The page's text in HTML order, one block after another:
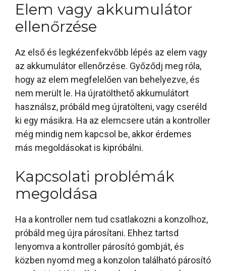
Elem vagy akkumulátor
ellenőrzése
Az első és legkézenfekvőbb lépés az elem vagy
az akkumulátor ellenőrzése. Győződj meg róla,
hogy az elem megfelelően van behelyezve, és
nem merült le. Ha újratölthető akkumulátort
használsz, próbáld meg újratölteni, vagy cseréld
ki egy másikra. Ha az elemcsere után a kontroller
még mindig nem kapcsol be, akkor érdemes
más megoldásokat is kipróbálni.
Kapcsolati problémák
megoldása
Ha a kontroller nem tud csatlakozni a konzolhoz,
próbáld meg újra párosítani. Ehhez tartsd
lenyomva a kontroller párosító gombját, és
közben nyomd meg a konzolon található párosító